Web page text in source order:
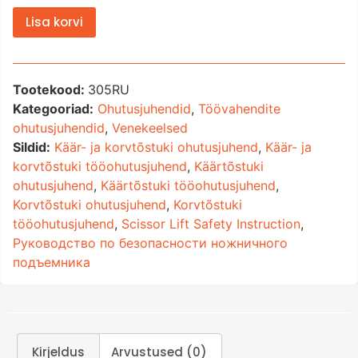
Lisa korvi
Tootekood: 305RU
Kategooriad: Ohutusjuhendid, Töövahendite
ohutusjuhendid, Venekeelsed
Sildid: Käär- ja korvtõstuki ohutusjuhend, Käär- ja
korvtõstuki tööohutusjuhend, Käärtõstuki
ohutusjuhend, Käärtõstuki tööohutusjuhend,
Korvtõstuki ohutusjuhend, Korvtõstuki
tööohutusjuhend, Scissor Lift Safety Instruction,
Руководство по безопасности ножничного
подъемника
Kirjeldus Arvustused (0)